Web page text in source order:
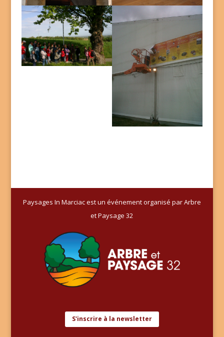
Paysages In Marciac est un événement organisé par Arbre
et Paysage 32
S'inscrire à la newsletter